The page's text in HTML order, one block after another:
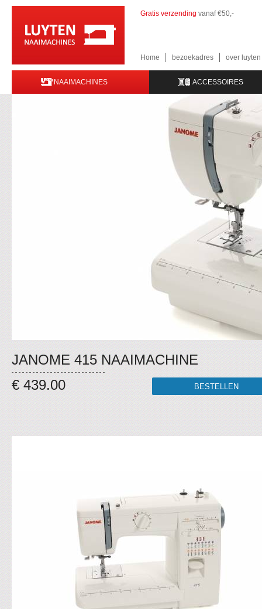
Gratis verzending vanaf €50,-
Home bezoekadres over
NAAIMACHINES ACCESSOIRES
JANOME 415 NAAIMACHINE
€ 439.00